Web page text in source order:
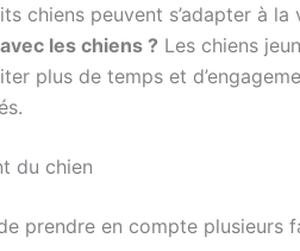
chiens peuvent s’adapter à la
les chiens ? Les chiens
plus de temps et
du chien
prendre en compte plusieurs